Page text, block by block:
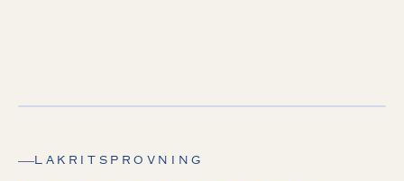
LAKRITSPROVNING